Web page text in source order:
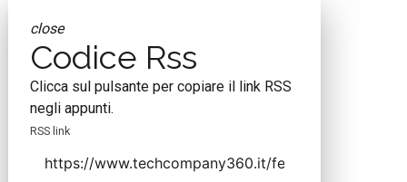
close
Codice Rss
Clicca sul pulsante per copiare il link RSS
negli appunti.
RSS link